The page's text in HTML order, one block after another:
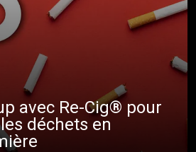
avec Re-Cig® pour
déchets en